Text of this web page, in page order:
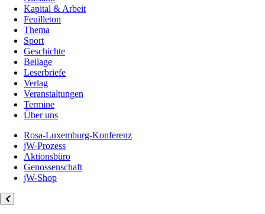
Kapital & Arbeit
Feuilleton
Thema
Sport
Geschichte
Beilage
Leserbriefe
Verlag
Veranstaltungen
Termine
Über uns
Rosa-Luxemburg-Konferenz
jW-Prozess
Aktionsbüro
Genossenschaft
jW-Shop